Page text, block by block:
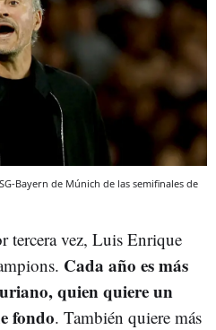
Bayern de Múnich de las semifinales de
tercera vez, Luis Enrique
Cada año es más
quien quiere un
fondo. También quiere más